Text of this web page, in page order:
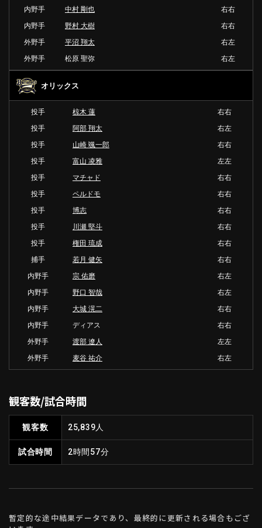
内野手
中村 剛也
右右
内野手
野村 大樹
右右
外野手
平沼 翔太
右左
外野手
松原 聖弥 右左
オリックス
投手 椋木 蓮
右右
投手
阿部 翔太
右左
投手
山崎 颯一郎
右右
投手
富山 凌雅
左左
投手
マチャド
右右
投手
ペルドモ
右右
投手
博志
右右
投手
川瀬 堅斗
右右
投手
権田 琉成
右右
捕手
若月 健矢
右右
内野手
宗 佑磨
右左
内野手
野口 智哉
右左
内野手
大城 滉二
右右
内野手
ディアス
右右
外野手
渡部 遼人
左左
外野手
麦谷 祐介 右左
観客数/試合時間
観客数 25,839人
試合時間 2時間57分
暫定的な途中結果データであり、最終的に更新される場合もござ